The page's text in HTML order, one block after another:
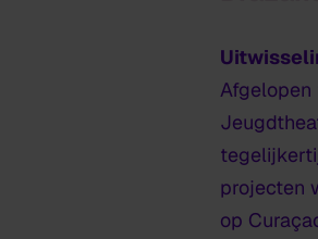
Afgelopen
projecten
op